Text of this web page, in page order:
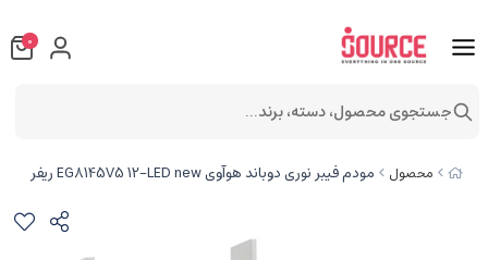
محصول مودم فیبر نوری دوباند هوآوی EG8145V5 12-LED new ریفر
0
جستجوی محصول، دسته، برند...